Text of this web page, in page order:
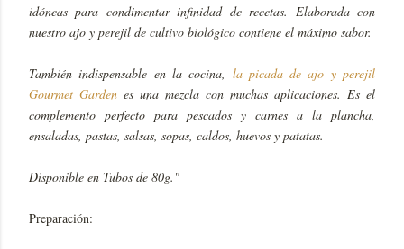
idóneas para condimentar infinidad de recetas. Elaborada con
nuestro ajo y perejil de cultivo biológico contiene el máximo sabor.
También indispensable en la cocina, la picada de ajo y perejil
Gourmet Garden es una mezcla con muchas aplicaciones. Es el
complemento perfecto para pescados y carnes a la plancha,
ensaladas, pastas, salsas, sopas, caldos, huevos y patatas.
Disponible en Tubos de 80g."
Preparación: